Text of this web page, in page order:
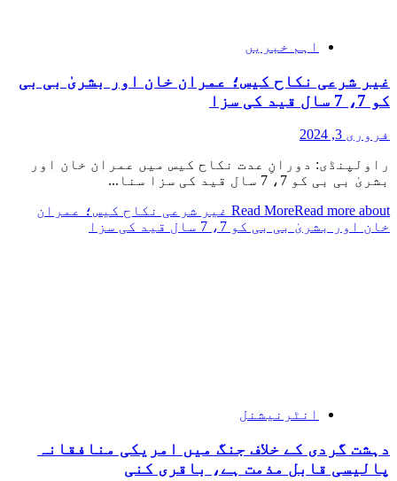
اہم خبریں
غیر شرعی نکاح کیس؛ عمران خان اور بشریٰ بی بی
کو 7، 7 سال قید کی سزا
فروری 3, 2024
راولپنڈی: دورانِ عدت نکاح کیس میں عمران خان اور
بشریٰ بی بی کو 7، 7 سال قید کی سزا سنا...
Read More Read more about غیر شرعی نکاح کیس؛ عمران
خان اور بشریٰ بی بی کو 7، 7 سال قید کی سزا
انٹرنیشنل
دہشت گردی کے خلاف جنگ میں امریکی منافقانہ
پالیسی قابل مذمت ہے، باقری کنی